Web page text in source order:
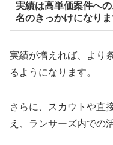
実績は高単価案件へ
名のきっかけになり
実績が増えれば、より
るようになります。
さらに、スカウトや直
え、ランサーズ内での